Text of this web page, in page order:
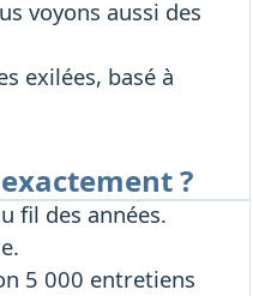
voyons aussi des
exilées, basé à
?
fil des années.
5 000 entretiens